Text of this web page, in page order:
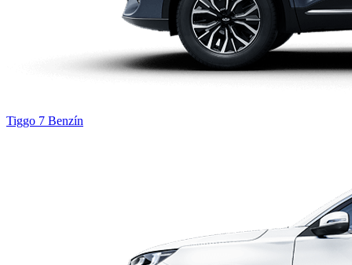
Tiggo 7 Benzín